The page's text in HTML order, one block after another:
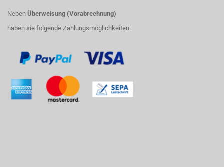
Neben Überweisung (Vorabrechnung)
haben sie folgende Zahlungsmöglichkeiten: